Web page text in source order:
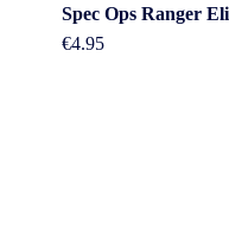
Spec Ops Ranger
€4.95